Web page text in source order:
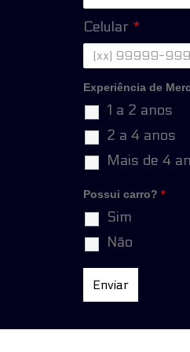
Celular *
Experiência de
1 a 2 anos
2 a 4 anos
Mais de 4
Possui carro? *
Sim
Não